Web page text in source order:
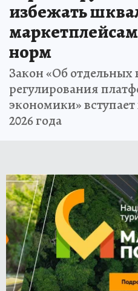
Юрист Хрулев
избежать
маркетплейсам
норм
Закон «Об отдельных
регулирования
экономики» вступает